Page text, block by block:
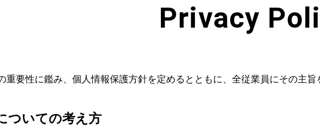
Privacy
重要性に鑑み、個人情報保護方針を定めるとともに、全従業員にその主旨
ついての考え方